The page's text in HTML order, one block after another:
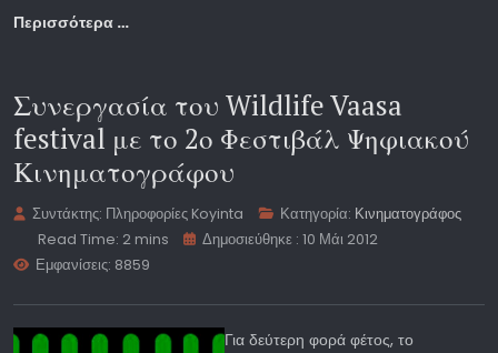
Περισσότερα …
Συνεργασία του Wildlife Vaasa
festival με το 2ο Φεστιβάλ Ψηφιακού
Κινηματογράφου
Συντάκτης: Πληροφορίες Koyinta Κατηγορία: Κινηματογράφος
Read Time: 2 mins
Δημοσιεύθηκε : 10 Μάι 2012
Εμφανίσεις: 8859
Για δεύτερη φορά φέτος, το